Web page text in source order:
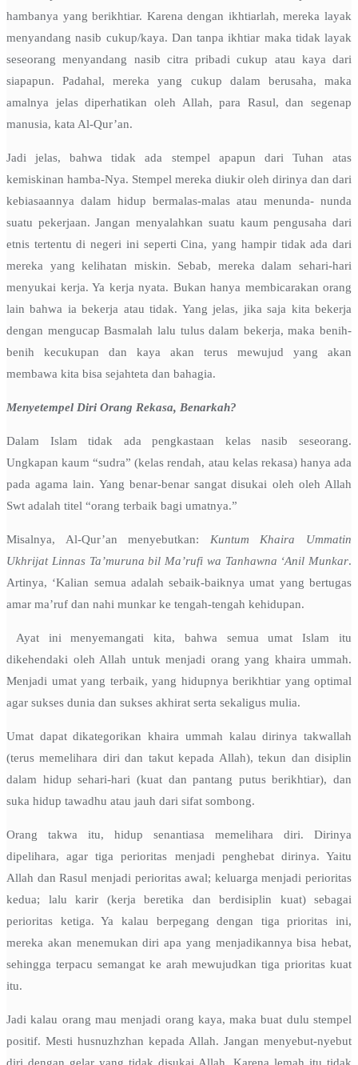
hambanya yang berikhtiar. Karena dengan ikhtiarlah, mereka layak
menyandang nasib cukup/kaya. Dan tanpa ikhtiar maka tidak layak
seseorang menyandang nasib citra pribadi cukup atau kaya dari
siapapun. Padahal, mereka yang cukup dalam berusaha, maka
amalnya jelas diperhatikan oleh Allah, para Rasul, dan segenap
manusia, kata Al-Qur’an.
Jadi jelas, bahwa tidak ada stempel apapun dari Tuhan atas
kemiskinan hamba-Nya. Stempel mereka diukir oleh dirinya dan dari
kebiasaannya dalam hidup bermalas-malas atau menunda- nunda
suatu pekerjaan. Jangan menyalahkan suatu kaum pengusaha dari
etnis tertentu di negeri ini seperti Cina, yang hampir tidak ada dari
mereka yang kelihatan miskin. Sebab, mereka dalam sehari-hari
menyukai kerja. Ya kerja nyata. Bukan hanya membicarakan orang
lain bahwa ia bekerja atau tidak. Yang jelas, jika saja kita bekerja
dengan mengucap Basmalah lalu tulus dalam bekerja, maka benih-
benih kecukupan dan kaya akan terus mewujud yang akan
membawa kita bisa sejahteta dan bahagia.
Menyetempel Diri Orang Rekasa, Benarkah?
Dalam Islam tidak ada pengkastaan kelas nasib seseorang.
Ungkapan kaum “sudra” (kelas rendah, atau kelas rekasa) hanya ada
pada agama lain. Yang benar-benar sangat disukai oleh oleh Allah
Swt adalah titel “orang terbaik bagi umatnya.”
Misalnya, Al-Qur’an menyebutkan: Kuntum Khaira Ummatin
Ukhrijat Linnas Ta’muruna bil Ma’rufi wa Tanhawna ‘Anil Munkar.
Artinya, ‘Kalian semua adalah sebaik-baiknya umat yang bertugas
amar ma’ruf dan nahi munkar ke tengah-tengah kehidupan.
Ayat ini menyemangati kita, bahwa semua umat Islam itu
dikehendaki oleh Allah untuk menjadi orang yang khaira ummah.
Menjadi umat yang terbaik, yang hidupnya berikhtiar yang optimal
agar sukses dunia dan sukses akhirat serta sekaligus mulia.
Umat dapat dikategorikan khaira ummah kalau dirinya takwallah
(terus memelihara diri dan takut kepada Allah), tekun dan disiplin
dalam hidup sehari-hari (kuat dan pantang putus berikhtiar), dan
suka hidup tawadhu atau jauh dari sifat sombong.
Orang takwa itu, hidup senantiasa memelihara diri. Dirinya
dipelihara, agar tiga perioritas menjadi penghebat dirinya. Yaitu
Allah dan Rasul menjadi perioritas awal; keluarga menjadi perioritas
kedua; lalu karir (kerja beretika dan berdisiplin kuat) sebagai
perioritas ketiga. Ya kalau berpegang dengan tiga prioritas ini,
mereka akan menemukan diri apa yang menjadikannya bisa hebat,
sehingga terpacu semangat ke arah mewujudkan tiga prioritas kuat
itu.
Jadi kalau orang mau menjadi orang kaya, maka buat dulu stempel
positif. Mesti husnuzhzhan kepada Allah. Jangan menyebut-nyebut